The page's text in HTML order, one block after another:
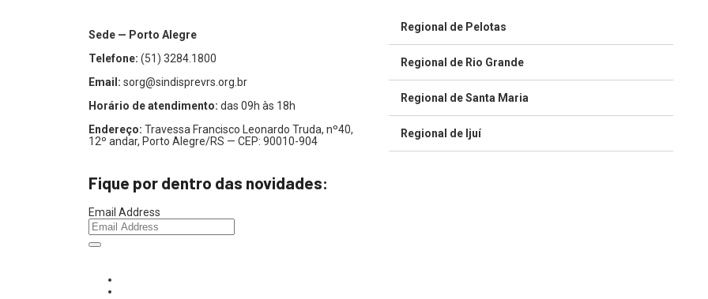
Sede — Porto Alegre
Telefone: (51) 3284.1800
Email: sorg@sindisprevrs.org.br
Horário de atendimento: das 09h às 18h
Endereço: Travessa Francisco Leonardo Truda, nº40,
12º andar, Porto Alegre/RS — CEP: 90010-904
Fique por dentro das novidades:
Email Address
Regional de Pelotas
Regional de Rio Grande
Regional de Santa Maria
Regional de Ijuí